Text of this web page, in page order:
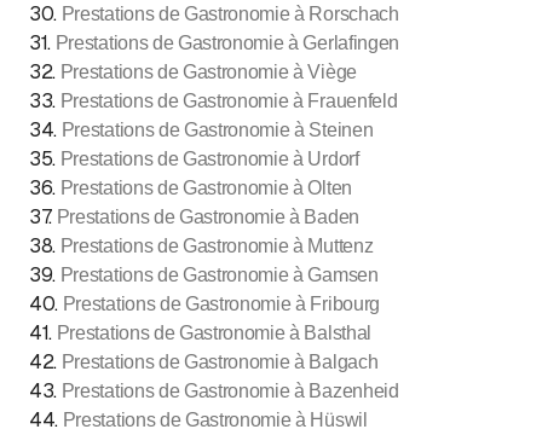
30. Prestations de Gastronomie à Rorschach
31. Prestations de Gastronomie à Gerlafingen
32. Prestations de Gastronomie à Viège
33. Prestations de Gastronomie à Frauenfeld
34. Prestations de Gastronomie à Steinen
35. Prestations de Gastronomie à Urdorf
36. Prestations de Gastronomie à Olten
37. Prestations de Gastronomie à Baden
38. Prestations de Gastronomie à Muttenz
39. Prestations de Gastronomie à Gamsen
40. Prestations de Gastronomie à Fribourg
41. Prestations de Gastronomie à Balsthal
42. Prestations de Gastronomie à Balgach
43. Prestations de Gastronomie à Bazenheid
44. Prestations de Gastronomie à Hüswil